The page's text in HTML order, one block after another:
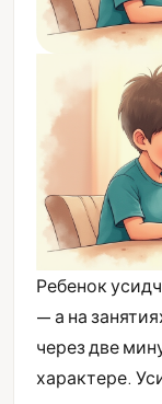
Ребенок
— а на
через две
характере.